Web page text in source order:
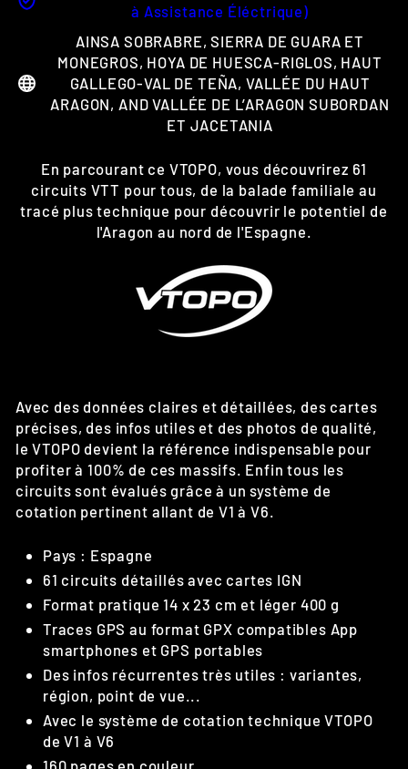
à Assistance Éléctrique)
AINSA SOBRABRE, SIERRA DE GUARA ET
MONEGROS, HOYA DE HUESCA-RIGLOS, HAUT
GALLEGO-VAL DE TEÑA, VALLÉE DU HAUT
ARAGON, AND VALLÉE DE L’ARAGON SUBORDAN
ET JACETANIA
En parcourant ce VTOPO, vous découvrirez 61
circuits VTT pour tous, de la balade familiale au
tracé plus technique pour découvrir le potentiel de
l'Aragon au nord de l'Espagne.
Avec des données claires et détaillées, des cartes
précises, des infos utiles et des photos de qualité,
le VTOPO devient la référence indispensable pour
profiter à 100% de ces massifs. Enfin tous les
circuits sont évalués grâce à un système de
cotation pertinent allant de V1 à V6.
Pays : Espagne
61 circuits détaillés avec cartes IGN
Format pratique 14 x 23 cm et léger 400 g
Traces GPS au format GPX compatibles App
smartphones et GPS portables
Des infos récurrentes très utiles : variantes,
région, point de vue...
Avec le système de cotation technique VTOPO
de V1 à V6